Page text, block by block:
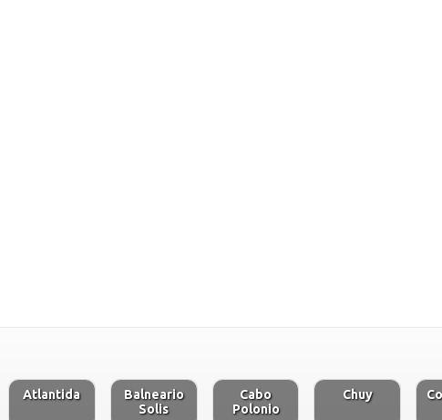
Atlantida
Balneario
Solis
Cabo
Polonio
Chuy